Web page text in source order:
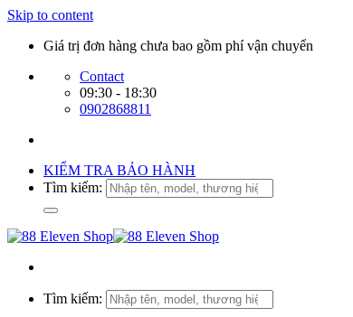
Skip to content
Giá trị đơn hàng chưa bao gồm phí vận chuyển
Contact
09:30 - 18:30
0902868811
KIỂM TRA BẢO HÀNH
Tìm kiếm:
Tìm kiếm: